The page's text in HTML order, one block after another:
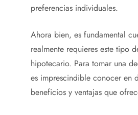
preferencias individuales.
Ahora bien, es fundamental
realmente requieres este tipo
hipotecario. Para tomar una
es imprescindible conocer en
beneficios y ventajas que